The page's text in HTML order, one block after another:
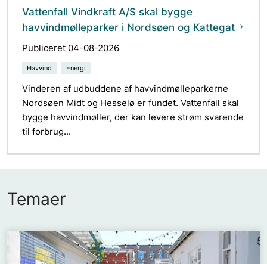
Vattenfall Vindkraft A/S skal bygge
havvindmølleparker i Nordsøen og Kattegat
Publiceret 04-08-2026
Havvind Energi
Vinderen af udbuddene af havvindmølleparkerne
Nordsøen Midt og Hesselø er fundet. Vattenfall skal
bygge havvindmøller, der kan levere strøm svarende
til forbrug...
Temaer